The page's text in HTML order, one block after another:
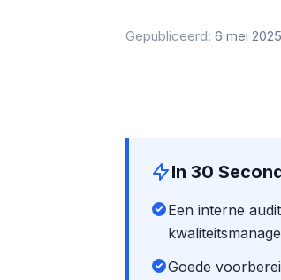
Gepubliceerd: 6 mei 2025
In 30
Een interne
Goede